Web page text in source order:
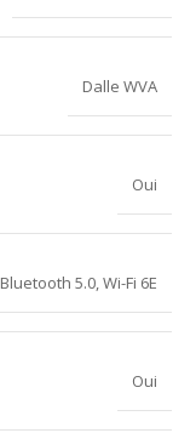
Dalle WVA
Oui
Bluetooth 5.0,Wi-Fi 6E
Oui